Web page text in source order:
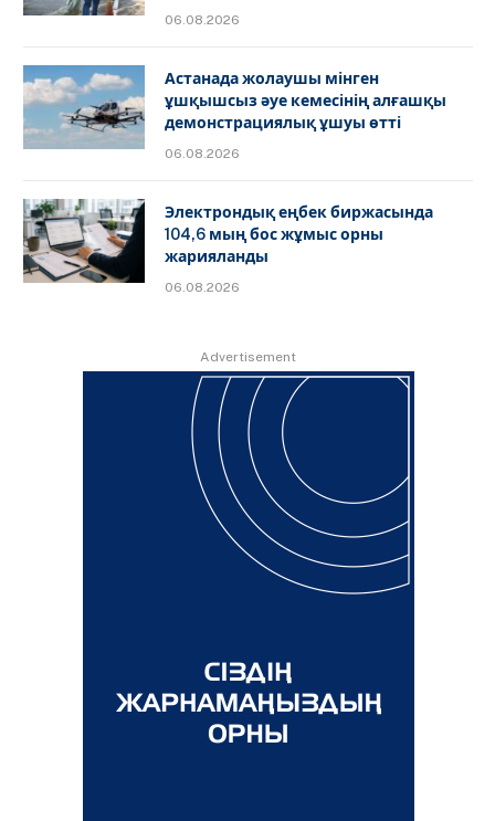
06.08.2026
Астанада жолаушы мінген
ұшқышсыз әуе кемесінің алғашқы
демонстрациялық ұшуы өтті
06.08.2026
Электрондық еңбек биржасында
104,6 мың бос жұмыс орны
жарияланды
06.08.2026
Advertisement